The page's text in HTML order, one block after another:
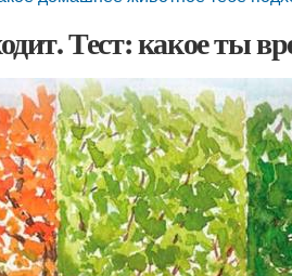
Тест: какое ты